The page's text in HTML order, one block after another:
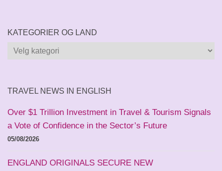
KATEGORIER OG LAND
Kategorier
TRAVEL NEWS IN ENGLISH
Over $1 Trillion Investment in Travel & Tourism Signals
a Vote of Confidence in the Sector’s Future
05/08/2026
ENGLAND ORIGINALS SECURE NEW